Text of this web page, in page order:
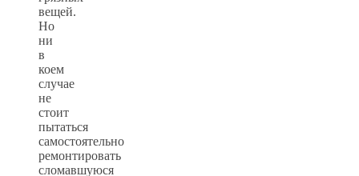
вещей.
Но
ни
в
коем
случае
не
стоит
пытаться
самостоятельно
ремонтировать
сломавшуюся